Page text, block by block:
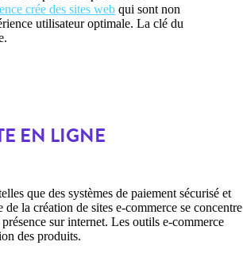
crée des sites web qui sont non
utilisateur optimale. La clé du
EN LIGNE
que des systèmes de paiement sécurisé et
la création de sites e-commerce se concentre
sur internet. Les outils e-commerce
des produits.